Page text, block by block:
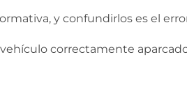
y confundirlos es el
correctamente